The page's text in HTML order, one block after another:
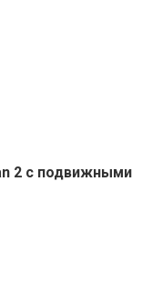
2 с подвижными